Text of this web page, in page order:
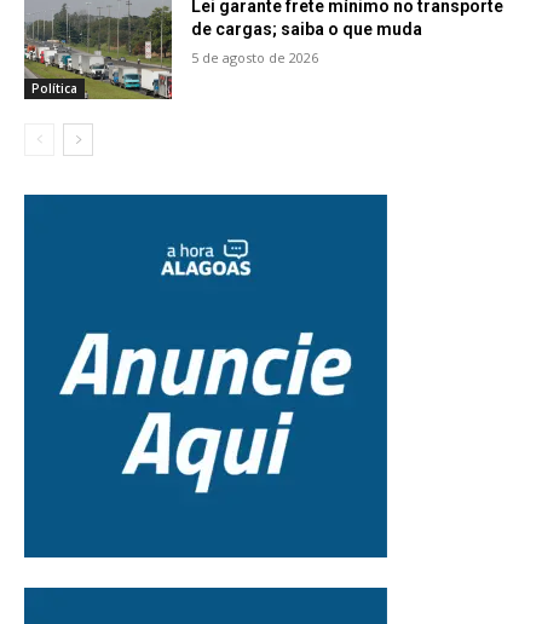
Política
Lei garante frete mínimo no transporte
de cargas; saiba o que muda
5 de agosto de 2026